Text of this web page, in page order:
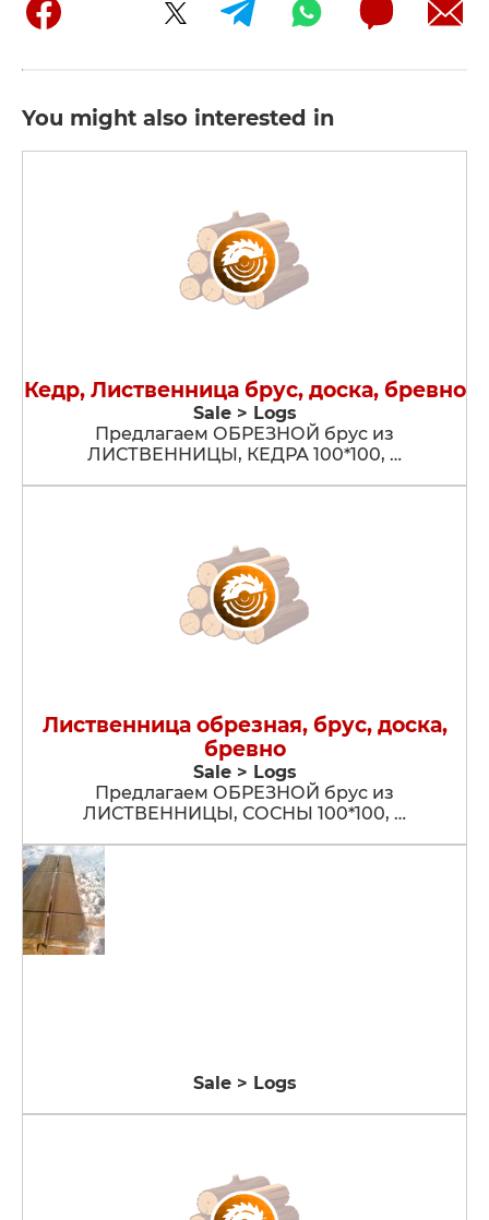
You might also interested in
Кедр, Лиственница брус, доска, бревно
Sale > Logs
Предлагаем ОБРЕЗНОЙ брус из
ЛИСТВЕННИЦЫ, КЕДРА 100*100, …
Лиственница обрезная, брус, доска,
бревно
Sale > Logs
Предлагаем ОБРЕЗНОЙ брус из
ЛИСТВЕННИЦЫ, СОСНЫ 100*100, …
Sale > Logs